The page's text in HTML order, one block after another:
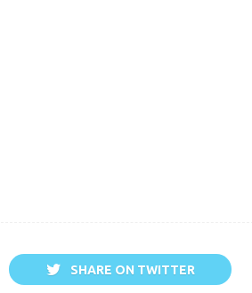
SHARE ON TWITTER